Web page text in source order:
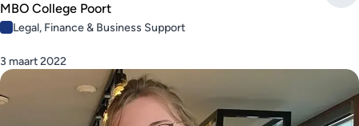
MBO College Poort
Legal, Finance & Business Support
3 maart 2022